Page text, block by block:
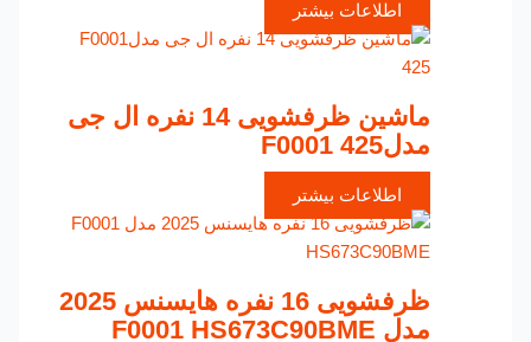
اطلاعات بیشتر
ماشین ظرفشویی 14 نفره ال جی
اطلاعات بیشتر
ظرفشویی 16 نفره هایسنس 2025
مدل F0001 HS673C90BME